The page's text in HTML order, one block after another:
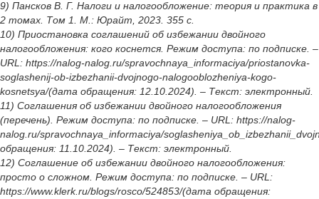
9) Пансков В. Г. Налоги и налогообложение: теория и практика в
2 томах. Том 1. М.: Юрайт, 2023. 355 с.
10) Приостановка соглашений об избежании двойного
налогообложения: кого коснется. Режим доступа: по подписке. –
URL: https://nalog-nalog.ru/spravochnaya_informaciya/priostanovka-
soglashenij-ob-izbezhanii-dvojnogo-nalogooblozheniya-kogo-
kosnetsya/(дата обращения: 12.10.2024). – Текст: электронный.
11) Соглашения об избежании двойного налогообложения
(перечень). Режим доступа: по подписке. – URL: https://nalog-
nalog.ru/spravochnaya_informaciya/
обращения: 11.10.2024). – Текст: электронный.
12) Соглашение об избежании двойного налогообложения:
просто о сложном. Режим доступа: по подписке. – URL:
https://www.klerk.ru/blogs/rosco/524853/(дата обращения: